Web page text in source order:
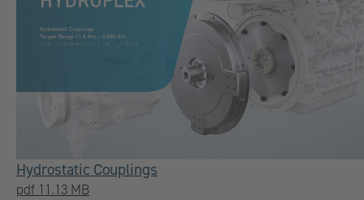
Hydrostatic Couplings
pdf 11.13 MB